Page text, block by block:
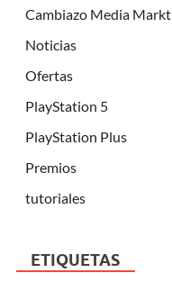
Cambiazo Media Markt
Noticias
Ofertas
PlayStation 5
PlayStation Plus
Premios
tutoriales
ETIQUETAS